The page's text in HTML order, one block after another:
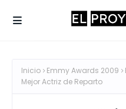
Inicio Emmy Awards 2009
Mejor Actriz de Reparto